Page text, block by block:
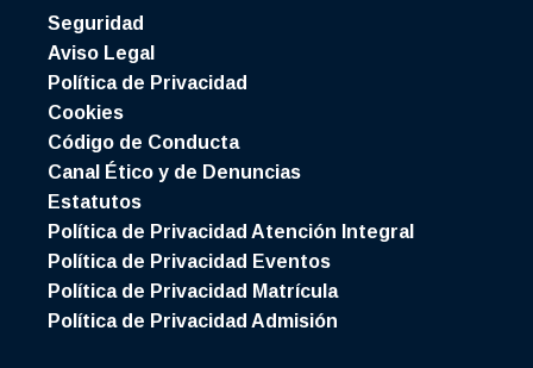
Seguridad
Aviso Legal
Política de Privacidad
Cookies
Código de Conducta
Canal Ético y de Denuncias
Estatutos
Política de Privacidad Atención Integral
Política de Privacidad Eventos
Política de Privacidad Matrícula
Política de Privacidad Admisión